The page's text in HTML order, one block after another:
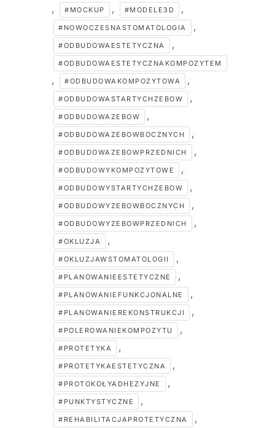
, #MOCKUP , #MODELE3D ,
#NOWOCZESNASTOMATOLOGIA ,
#ODBUDOWAESTETYCZNA ,
#ODBUDOWAESTETYCZNAKOMPOZYTEM
, #ODBUDOWAKOMPOZYTOWA ,
#ODBUDOWASTARTYCHZEBOW ,
#ODBUDOWAZEBOW ,
#ODBUDOWAZEBOWBOCZNYCH ,
#ODBUDOWAZEBOWPRZEDNICH ,
#ODBUDOWYKOMPOZYTOWE ,
#ODBUDOWYSTARTYCHZEBOW ,
#ODBUDOWYZEBOWBOCZNYCH ,
#ODBUDOWYZEBOWPRZEDNICH ,
#OKLUZJA ,
#OKLUZJAWSTOMATOLOGII ,
#PLANOWANIEESTETYCZNE ,
#PLANOWANIEFUNKCJONALNE ,
#PLANOWANIEREKONSTRUKCJI ,
#POLEROWANIEKOMPOZYTU ,
#PROTETYKA ,
#PROTETYKAESTETYCZNA ,
#PROTOKOŁYADHEZYJNE ,
#PUNKTYSTYCZNE ,
#REHABILITACJAPROTETYCZNA ,